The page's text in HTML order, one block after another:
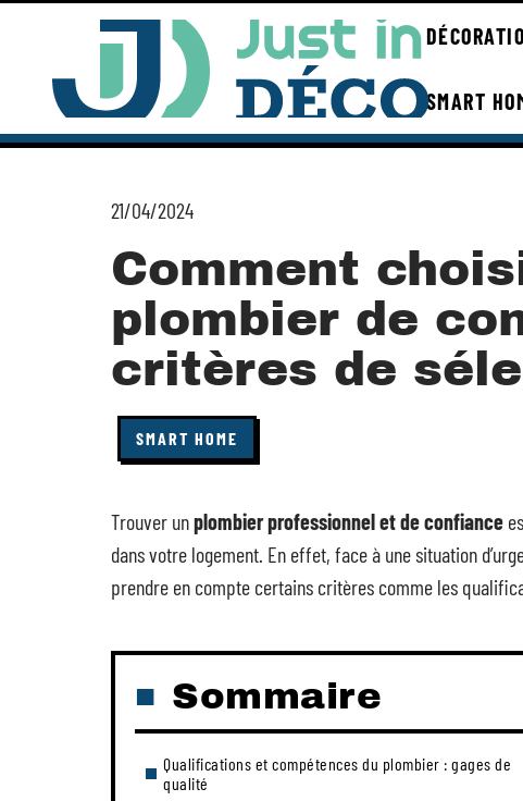
SMART
21/04/2024
Comment
plombier de
critères de
SMART HOME
Trouver unplombier professionnel et de confiance
dans votre logement. En effet, face à une situation
prendre en compte certains critères comme les
Sommaire
Qualifications et compétences du plombier : gages de
qualité